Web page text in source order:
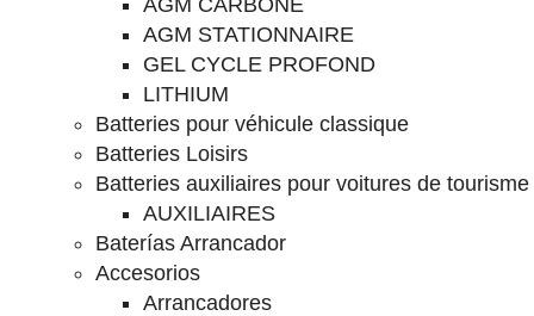
AGM CARBONE
AGM STATIONNAIRE
GEL CYCLE PROFOND
LITHIUM
Batteries pour véhicule classique
Batteries Loisirs
Batteries auxiliaires pour voitures de tourisme
AUXILIAIRES
Baterías Arrancador
Accesorios
Arrancadores